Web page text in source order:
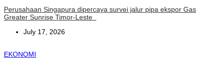
Perusahaan Singapura dipercaya survei jalur pipa ekspor Gas
Greater Sunrise Timor-Leste
July 17, 2026
EKONOMI